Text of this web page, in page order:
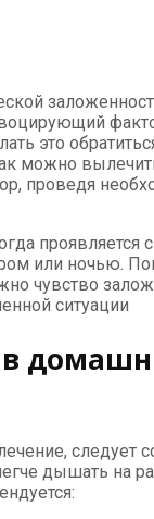
это
можно
проведя
проявляется
или ночью.
чувство
ситуации
в
следует
дышать на